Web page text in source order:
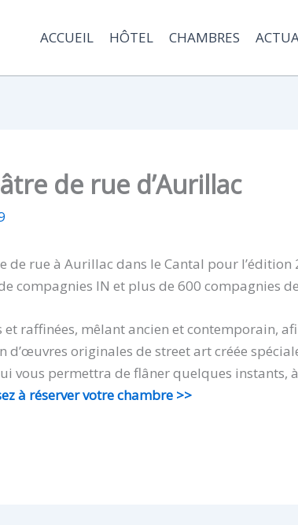
ACCUEIL HÔTEL CHAMBRES
de rue d’Aurillac
de rue à Aurillac dans le Cantal pour
compagnies IN et plus de 600 compagnies
raffinées, mêlant ancien et contemporain,
originales de street art créée
vous permettra de flâner quelques instants,
à réserver votre chambre >>